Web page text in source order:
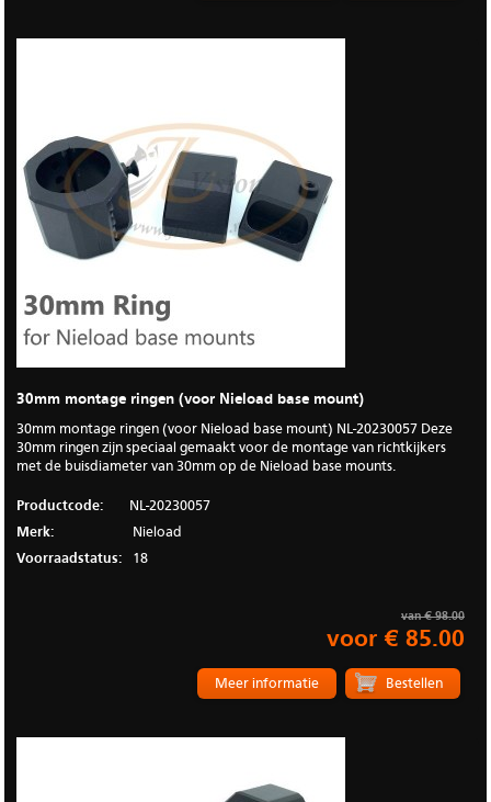
30mm montage ringen (voor Nieload base mount)
30mm montage ringen (voor Nieload base mount) NL-20230057 Deze
30mm ringen zijn speciaal gemaakt voor de montage van richtkijkers
met de buisdiameter van 30mm op de Nieload base mounts.
Productcode:
NL-20230057
Merk:
Nieload
Voorraadstatus:
18
van € 98.00
voor € 85.00
Meer informatie